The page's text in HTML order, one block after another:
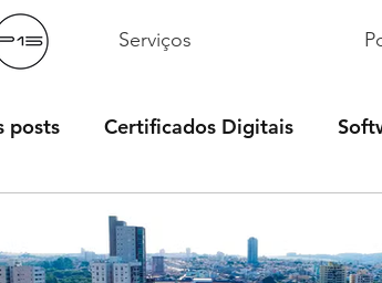
Serviços
posts Certificados Digitais
Úteis